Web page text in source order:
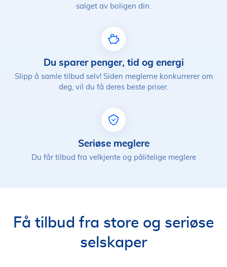
salget av boligen din.
Du sparer penger, tid og energi
Slipp å samle tilbud selv! Siden meglerne konkurrerer om
deg, vil du få deres beste priser.
Seriøse meglere
Du får tilbud fra velkjente og pålitelige meglere
Få tilbud fra store og seriøse
selskaper